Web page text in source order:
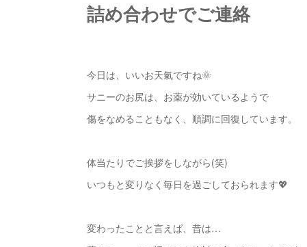
詰め合わせでご連絡
今日は、いいお天氣ですね🌞
サニーのお尻は、お薬が効いているようで
傷をなめることもなく、順調に回復しています。
体当たりでご挨拶をしながら(笑)
いつもと変りなく毎日を過ごしておられます💖
変わったことと言えば、昔は…